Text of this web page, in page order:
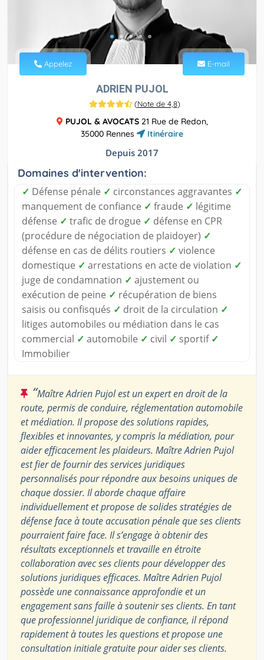
Appelez E-mail
ADRIEN PUJOL
(Note de 4,8)
PUJOL & AVOCATS21 Rue de Redon,
35000 Rennes
Itinéraire
Depuis 2017
Domaines d'intervention:
✓ Défense pénale ✓ circonstances aggravantes ✓
manquement de confiance ✓ fraude ✓ légitime
défense ✓ trafic de drogue ✓ défense en CPR
(procédure de négociation de plaidoyer) ✓
défense en cas de délits routiers ✓ violence
domestique ✓ arrestations en acte de violation ✓
juge de condamnation ✓ ajustement ou
exécution de peine ✓ récupération de biens
saisis ou confisqués ✓ droit de la circulation ✓
litiges automobiles ou médiation dans le cas
commercial ✓ automobile ✓ civil ✓ sportif ✓
Immobilier
“Maître Adrien Pujol est un expert en droit de la
route, permis de conduire, réglementation automobile
et médiation. Il propose des solutions rapides,
flexibles et innovantes, y compris la médiation, pour
aider efficacement les plaideurs. Maître Adrien Pujol
est fier de fournir des services juridiques
personnalisés pour répondre aux besoins uniques de
chaque dossier. Il aborde chaque affaire
individuellement et propose de solides stratégies de
défense face à toute accusation pénale que ses clients
pourraient faire face. Il s’engage à obtenir des
résultats exceptionnels et travaille en étroite
collaboration avec ses clients pour développer des
solutions juridiques efficaces. Maître Adrien Pujol
possède une connaissance approfondie et un
engagement sans faille à soutenir ses clients. En tant
que professionnel juridique de confiance, il répond
rapidement à toutes les questions et propose une
consultation initiale gratuite pour aider ses clients.